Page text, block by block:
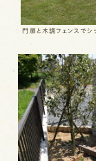
門扉と木調フェンスでシ